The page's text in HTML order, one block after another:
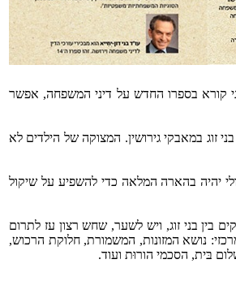
קורא בספרו החדש על דיני המשפחה, אפשר
זוג במאבקי גירושין. המצוקה של הילדים לא
יהיה בהארה המלאה כדי להשפיע על שיקול
בין בני זוג, ויש לשער, שחש רצון עז לתרום
נושא המזונות, המשמורת, חלוקת הרכוש,
בּית, הסכמי הורוּת ועוד.